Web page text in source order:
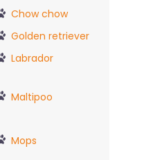
Chow chow
Golden retriever
Labrador
Maltipoo
Mops